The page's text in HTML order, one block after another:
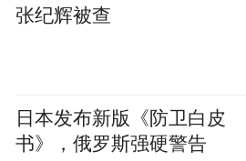
张纪辉被查
日本发布新版《防卫白皮
书》，俄罗斯强硬警告